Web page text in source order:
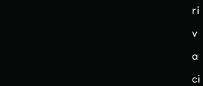
ri
v
a
ci